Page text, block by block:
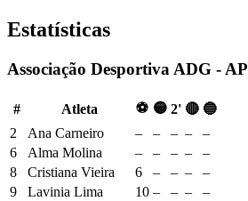
Estatísticas
Associação Desportiva ADG - AP
# Atleta ⚽ 🟡 2' 🔴 🔵
2
Ana Carneiro – – – –
–
6
Alma Molina – – – –
–
8
Cristiana Vieira 6 – – –
–
9
Lavinia Lima 10 – – –
–